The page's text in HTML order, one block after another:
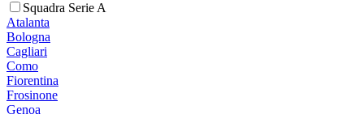
Squadra Serie A
Atalanta
Bologna
Cagliari
Como
Fiorentina
Frosinone
Genoa